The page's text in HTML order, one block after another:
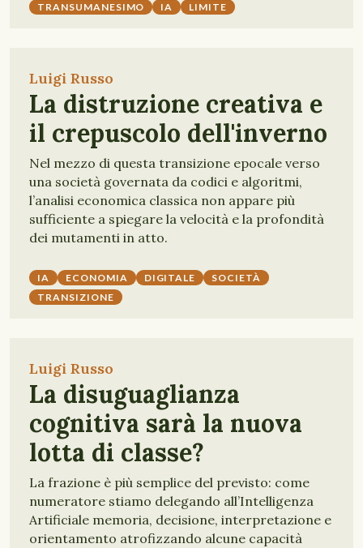
TRANSUMANESIMO IA LIMITE
Luigi Russo
La distruzione creativa e
il crepuscolo dell'inverno
Nel mezzo di questa transizione epocale verso
una società governata da codici e algoritmi,
l’analisi economica classica non appare più
sufficiente a spiegare la velocità e la profondità
dei mutamenti in atto.
IA ECONOMIA DIGITALE
SOCIETÀ
TRANSIZIONE
Luigi Russo
La disuguaglianza
cognitiva sarà la nuova
lotta di classe?
La frazione è più semplice del previsto: come
numeratore stiamo delegando all’Intelligenza
Artificiale memoria, decisione, interpretazione e
orientamento atrofizzando alcune capacità